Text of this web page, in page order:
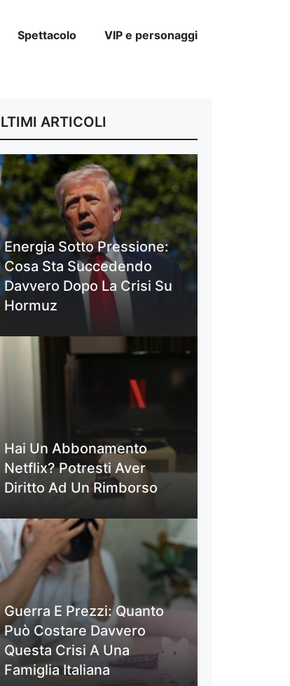
Spettacolo VIP e personaggi
ARTICOLI
Energia Sotto Pressione:
Cosa Sta Succedendo
Davvero Dopo La Crisi Su
Hormuz
Hai Un Abbonamento
Netflix? Potresti Aver
Diritto Ad Un Rimborso
Guerra E Prezzi: Quanto
Può Costare Davvero
Questa Crisi A Una
Famiglia Italiana